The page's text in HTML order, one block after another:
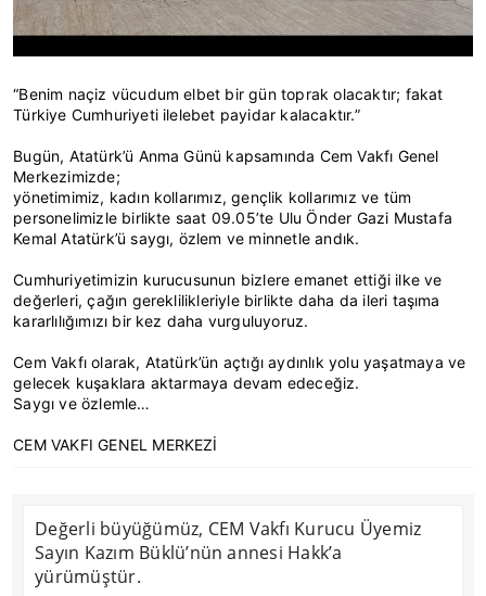
“Benim naçiz vücudum elbet bir gün toprak olacaktır; fakat
Türkiye Cumhuriyeti ilelebet payidar kalacaktır.”
Bugün, Atatürk’ü Anma Günü kapsamında Cem Vakfı Genel
Merkezimizde;
yönetimimiz, kadın kollarımız, gençlik kollarımız ve tüm
personelimizle birlikte saat 09.05’te Ulu Önder Gazi Mustafa
Kemal Atatürk’ü saygı, özlem ve minnetle andık.
Cumhuriyetimizin kurucusunun bizlere emanet ettiği ilke ve
değerleri, çağın gereklilikleriyle birlikte daha da ileri taşıma
kararlılığımızı bir kez daha vurguluyoruz.
Cem Vakfı olarak, Atatürk’ün açtığı aydınlık yolu yaşatmaya ve
gelecek kuşaklara aktarmaya devam edeceğiz.
Saygı ve özlemle…
CEM VAKFI GENEL MERKEZİ
Değerli büyüğümüz, CEM Vakfı Kurucu Üyemiz
Sayın Kazım Büklü’nün annesi Hakk’a
yürümüştür.